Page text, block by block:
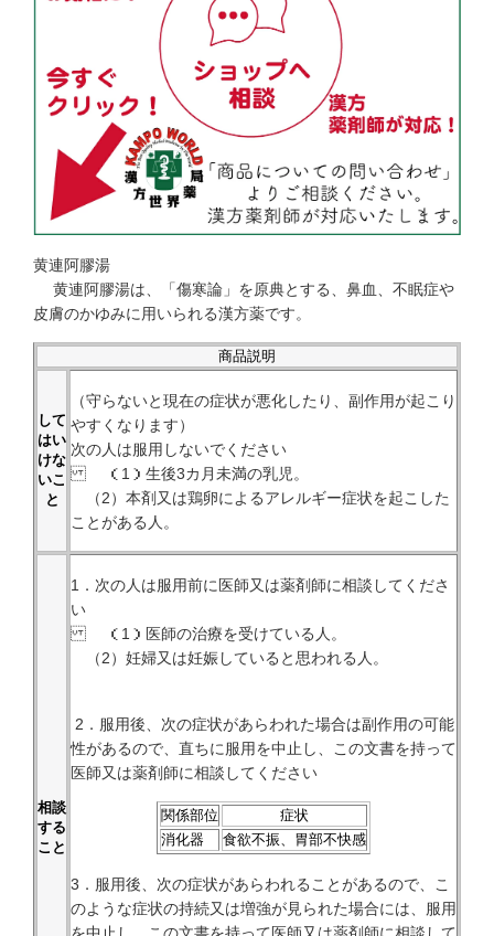
黄連阿膠湯
黄連阿膠湯は、「傷寒論」を原典とする、鼻血、不眠症や
皮膚のかゆみに用いられる漢方薬です。
商品説明
して
はい
けな
いこ
と
（守らないと現在の症状が悪化したり、副作用が起こり
やすくなります）
次の人は服用しないでください
（1）生後3カ月未満の乳児。
（2）本剤又は鶏卵によるアレルギー症状を起こした
ことがある人。
相談
する
こと
1．次の人は服用前に医師又は薬剤師に相談してくださ
い
（1）医師の治療を受けている人。
（2）妊婦又は妊娠していると思われる人。
2．服用後、次の症状があらわれた場合は副作用の可能
性があるので、直ちに服用を中止し、この文書を持って
医師又は薬剤師に相談してください
関係部位
症状
消化器
食欲不振、胃部不快感
3．服用後、次の症状があらわれることがあるので、こ
のような症状の持続又は増強が見られた場合には、服用